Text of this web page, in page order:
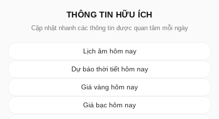
THÔNG TIN HỮU ÍCH
Cập nhật nhanh các thông tin được quan tâm mỗi ngày
Lịch âm hôm nay
Dự báo thời tiết hôm nay
Giá vàng hôm nay
Giá bạc hôm nay